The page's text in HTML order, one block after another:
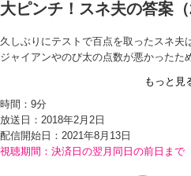
大ピンチ！スネ夫の答案（
久しぶりにテストで百点を取ったスネ夫
ジャイアンやのび太の点数が悪かった
をかくし、それを見つけさせて、点数を
二人はスネ夫の作戦通りに後をつけるが
い、スネ夫が裏山に答案をかくすところ
は、ドラえもんに出してもらった『ペー
裏山はゴミだらけでなかなか見つからず
時間： 9分
放送日：2018年2月2日
配信開始日： 2021年8月13日
視聴期間：決済日の翌月同日の前日まで